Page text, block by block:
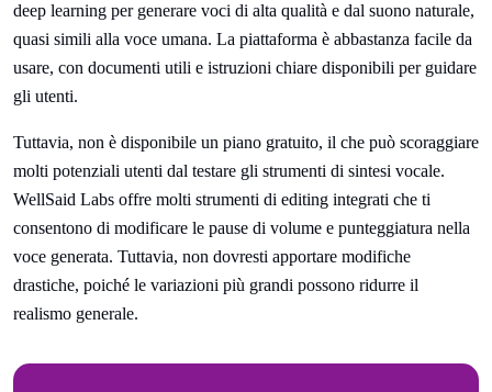
deep learning per generare voci di alta qualità e dal suono naturale,
quasi simili alla voce umana. La piattaforma è abbastanza facile da
usare, con documenti utili e istruzioni chiare disponibili per guidare
gli utenti.
Tuttavia, non è disponibile un piano gratuito, il che può scoraggiare
molti potenziali utenti dal testare gli strumenti di sintesi vocale.
WellSaid Labs offre molti strumenti di editing integrati che ti
consentono di modificare le pause di volume e punteggiatura nella
voce generata. Tuttavia, non dovresti apportare modifiche
drastiche, poiché le variazioni più grandi possono ridurre il
realismo generale.